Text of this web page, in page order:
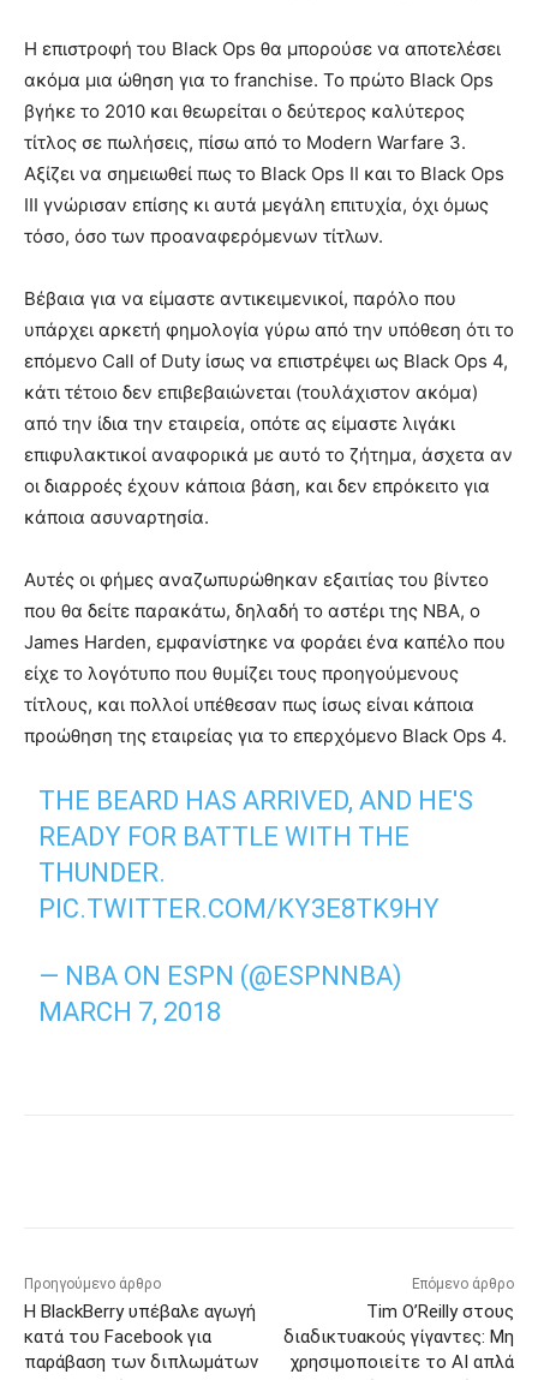
Η επιστροφή του Black Ops θα μπορούσε να αποτελέσει
ακόμα μια ώθηση για το franchise. Το πρώτο Black Ops
βγήκε το 2010 και θεωρείται ο δεύτερος καλύτερος
τίτλος σε πωλήσεις, πίσω από το Modern Warfare 3.
Αξίζει να σημειωθεί πως το Black Ops II και το Black Ops
III γνώρισαν επίσης κι αυτά μεγάλη επιτυχία, όχι όμως
τόσο, όσο των προαναφερόμενων τίτλων.
Βέβαια για να είμαστε αντικειμενικοί, παρόλο που
υπάρχει αρκετή φημολογία γύρω από την υπόθεση ότι το
επόμενο Call of Duty ίσως να επιστρέψει ως Black Ops 4,
κάτι τέτοιο δεν επιβεβαιώνεται (τουλάχιστον ακόμα)
από την ίδια την εταιρεία, οπότε ας είμαστε λιγάκι
επιφυλακτικοί αναφορικά με αυτό το ζήτημα, άσχετα αν
οι διαρροές έχουν κάποια βάση, και δεν επρόκειτο για
κάποια ασυναρτησία.
Αυτές οι φήμες αναζωπυρώθηκαν εξαιτίας του βίντεο
που θα δείτε παρακάτω, δηλαδή το αστέρι της NBA, ο
James Harden, εμφανίστηκε να φοράει ένα καπέλο που
είχε το λογότυπο που θυμίζει τους προηγούμενους
τίτλους, και πολλοί υπέθεσαν πως ίσως είναι κάποια
προώθηση της εταιρείας για το επερχόμενο Black Ops 4.
THE BEARD HAS ARRIVED, AND HE'S
READY FOR BATTLE WITH THE
THUNDER.
PIC.TWITTER.COM/KY3E8TK9HY
— NBA ON ESPN (@ESPNNBA)
MARCH 7, 2018
Προηγούμενο άρθρο
Η BlackBerry υπέβαλε αγωγή
κατά του Facebook για
παράβαση των διπλωμάτων
Επόμενο άρθρο
Tim O’Reilly στους
διαδικτυακούς γίγαντες: Μη
χρησιμοποιείτε το AI απλά